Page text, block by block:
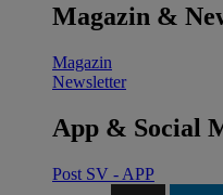
Magazin &
Magazin
Newsletter
App & Social
Post SV - APP